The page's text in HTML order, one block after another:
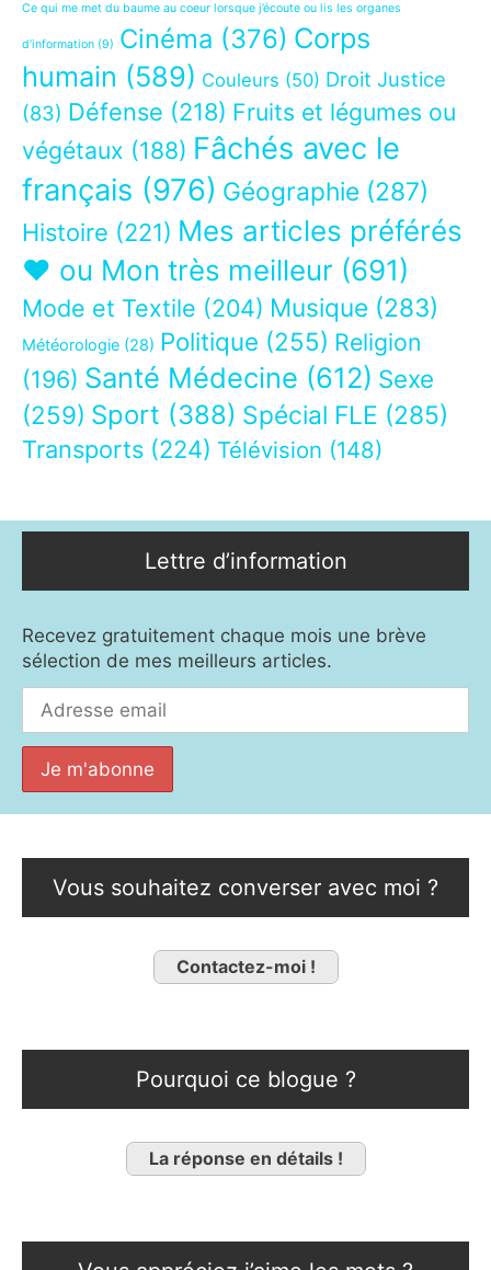
Ce qui me met du baume au coeur lorsque j’écoute ou lis les organes
d’information (9) Cinéma (376) Corps
humain (589) Couleurs (50) Droit Justice
(83) Défense (218) Fruits et légumes ou
végétaux (188) Fâchés avec le
français (976) Géographie (287)
Histoire (221) Mes articles préférés
❤ ou Mon très meilleur (691)
Mode et Textile (204) Musique (283)
Météorologie (28) Politique (255) Religion
(196) Santé Médecine (612) Sexe
(259) Sport (388) Spécial FLE (285)
Transports (224) Télévision (148)
Lettre d’information
Recevez gratuitement chaque mois une brève
sélection de mes meilleurs articles.
Vous souhaitez converser avec moi ?
Contactez-moi !
Pourquoi ce blogue ?
La réponse en détails !